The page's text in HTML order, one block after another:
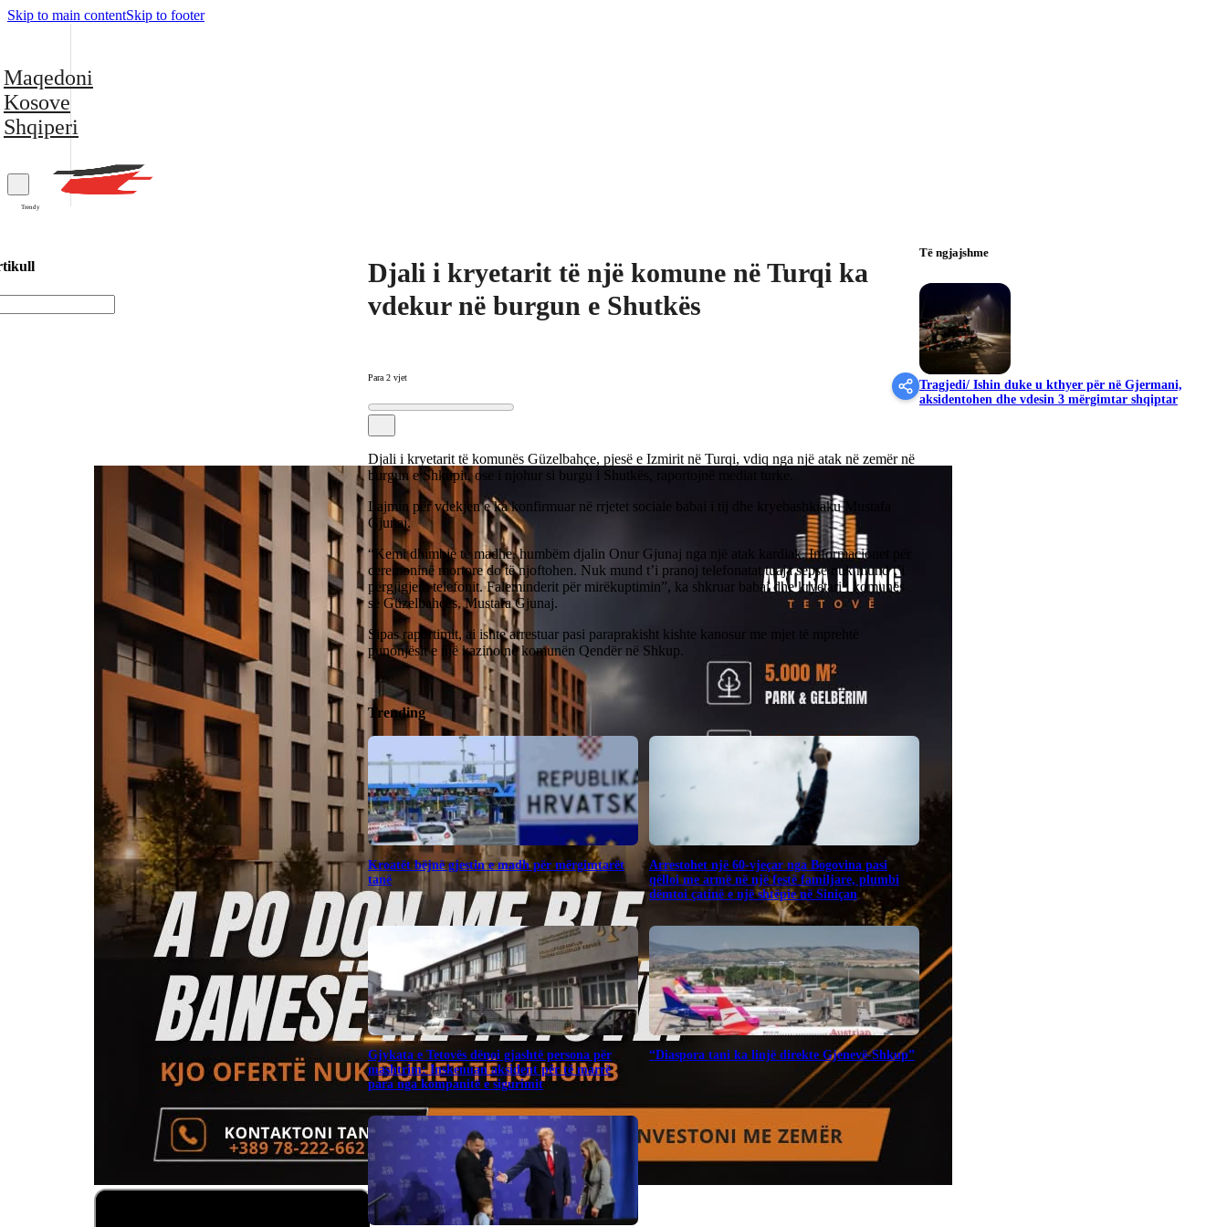
Skip to main contentSkip to footer
Maqedoni
Kosove
Shqiperi
Trendy
Djali i kryetarit të një komune në Turqi ka
vdekur në burgun e Shutkës
Para 2 vjet
Djali i kryetarit të komunës Güzelbahçe, pjesë e Izmirit në Turqi, vdiq nga një atak në zemër në
burgun e Shkupit, ose i njohur si burgu i Shutkës, raportojnë mediat turke.
Lajmin për vdekjen e ka konfirmuar në rrjetet sociale babai i tij dhe kryebashkiaku Mustafa
Gjunaj.
“Kemi dhimbje të madhe, humbëm djalin Onur Gjunaj nga një atak kardiak. Informacionet për
ceremoninë mortore do të njoftohen. Nuk mund t’i pranoj telefonatat tuaja sepse nuk mund t’i
përgjigjem telefonit. Faleminderit për mirëkuptimin”, ka shkruar babai dhe kryetari i komunës
së Güzelbahçes, Mustafa Gjunaj.
Sipas raportimit, ai ishte arrestuar pasi paraprakisht kishte kanosur me mjet të mprehtë
punonjësit e një kazino në komunën Qendër në Shkup.
Trending
Kroatët bëjnë gjestin e madh për mërgimtarët
tanë
Arrestohet një 60-vjeçar nga Bogovina pasi
qëlloi me armë në një festë familjare, plumbi
dëmtoi çatinë e një shtëpie në Siniçan
Gjykata e Tetovës dënoi gjashtë persona për
mashtrim: Inskenuan aksident për të marrë
para nga kompanitë e sigurimit
“Diaspora tani ka linjë direkte Gjenevë-Shkup”
Të ngjajshme
Tragjedi/ Ishin duke u kthyer për në Gjermani,
aksidentohen dhe vdesin 3 mërgimtar shqiptar